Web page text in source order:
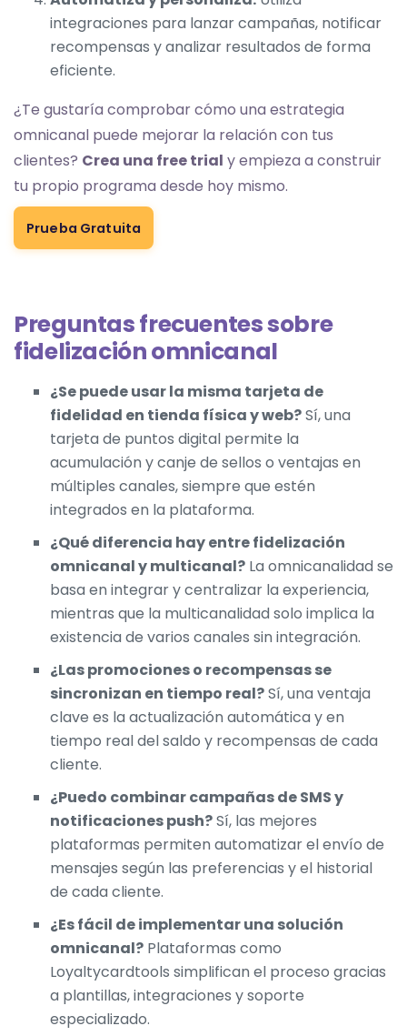
integraciones para lanzar campañas, notificar
recompensas y analizar resultados de forma
eficiente.
¿Te gustaría comprobar cómo una estrategia
omnicanal puede mejorar la relación con tus
clientes? Crea una free trial y empieza a construir
tu propio programa desde hoy mismo.
Prueba Gratuita
Preguntas frecuentes sobre
fidelización omnicanal
¿Se puede usar la misma tarjeta de
fidelidad en tienda física y web?Sí, una
tarjeta de puntos digital permite la
acumulación y canje de sellos o ventajas en
múltiples canales, siempre que estén
integrados en la plataforma.
¿Qué diferencia hay entre fidelización
omnicanal y multicanal? La omnicanalidad se
basa en integrar y centralizar la experiencia,
mientras que la multicanalidad solo implica la
existencia de varios canales sin integración.
¿Las promociones o recompensas se
sincronizan en tiempo real?Sí, una ventaja
clave es la actualización automática y en
tiempo real del saldo y recompensas de cada
cliente.
¿Puedo combinar campañas de SMS y
notificaciones push?Sí, las mejores
plataformas permiten automatizar el envío de
mensajes según las preferencias y el historial
de cada cliente.
¿Es fácil de implementar una solución
omnicanal? Plataformas como
Loyaltycardtools simplifican el proceso gracias
a plantillas, integraciones y soporte
especializado.